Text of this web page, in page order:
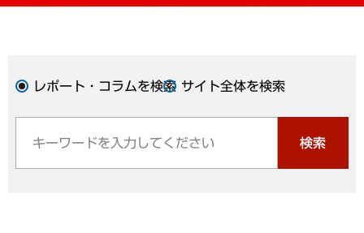
レポート・コラムを検索 サイト全体を検索
検索